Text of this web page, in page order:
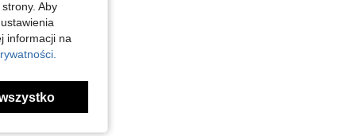
Aby
informacji na